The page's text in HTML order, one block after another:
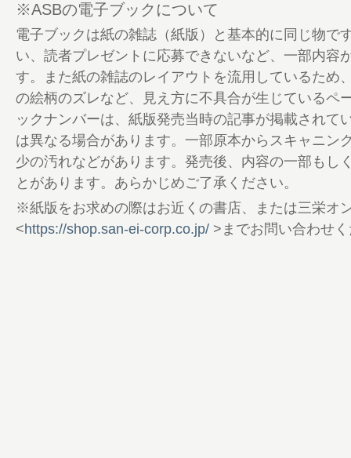
41 Honda F1激闘史 2016-17
72 ジェンソン・バトン──苦楽をともにし
と敬意を抱いて
76 未完に終わったデニスの「構想」 知将
80 最後まで理想と現実のギャップを埋め
ーレンの指揮官 ブーリエの大誤算。
84 森脇基恭が見たホンダF1 第4期の実像2
の決断
88 McLaren MP4-31 着実に進化示すも、
りなかった
92 McLaren MCL32 規定変更によりワイド
※ASBの電子ブックについて
電子ブックは紙の雑誌（紙版）と基本的に同じ物で
い、読者プレゼントに応募できないなど、一部内容
す。また紙の雑誌のレイアウトを流用しているため
の絵柄のズレなど、見え方に不具合が生じているペ
ックナンバーは、紙版発売当時の記事が掲載されて
は異なる場合があります。一部原本からスキャニン
少の汚れなどがあります。発売後、内容の一部もし
とがあります。あらかじめご了承ください。
※紙版をお求めの際はお近くの書店、または三栄オ
<https://shop.san-ei-corp.co.jp/ >までお問い合わせ